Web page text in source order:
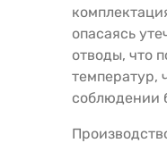
опасаясь
отводы, что
температур,
соблюдении